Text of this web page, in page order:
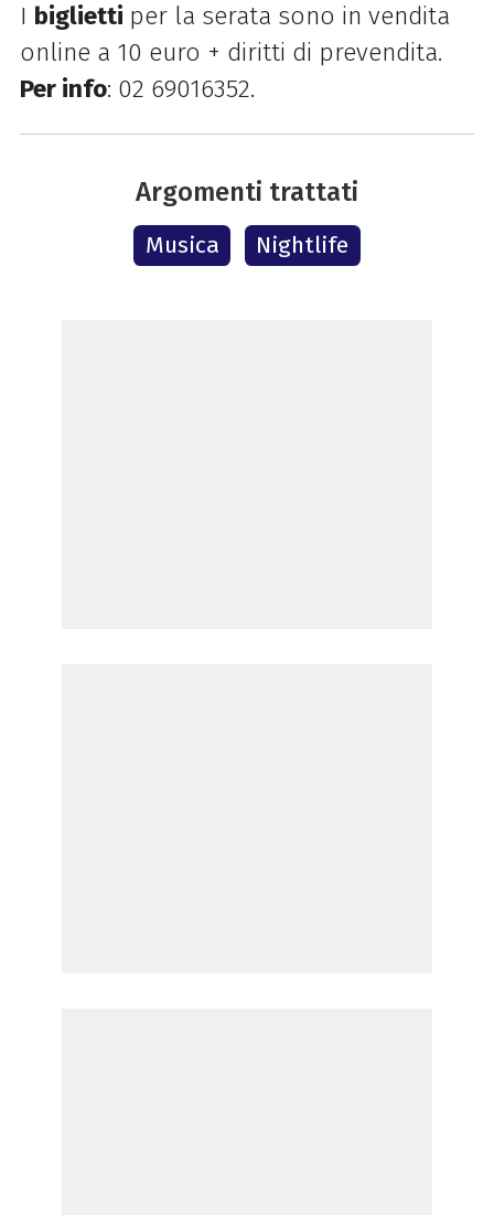
I biglietti per la serata sono in vendita
online a 10 euro + diritti di prevendita.
Per info: 02 69016352.
Argomenti trattati
Musica Nightlife